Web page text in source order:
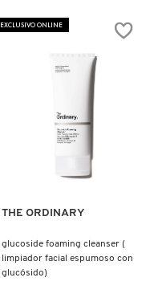
EXCLUSIVO ONLINE
Ver más
THE ORDINARY
glucoside foaming cleanser (
limpiador facial espumoso con
glucósido)